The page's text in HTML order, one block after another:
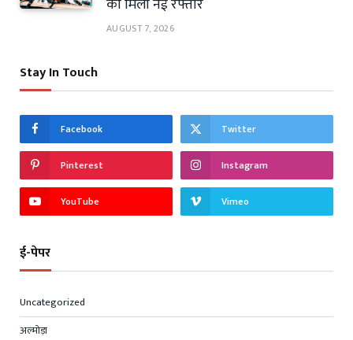
को मिली नई रफ्तार
AUGUST 7, 2026
Stay In Touch
Facebook Twitter
Pinterest Instagram
YouTube Vimeo
ई-पेपर
Uncategorized
अल्मोड़ा